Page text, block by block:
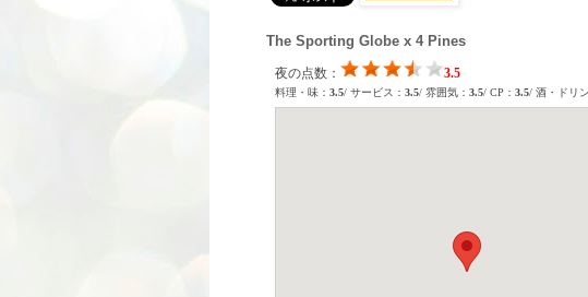
The Sporting Globe x 4 Pines